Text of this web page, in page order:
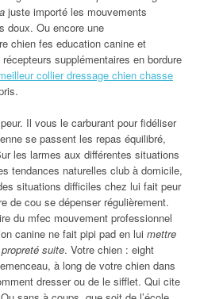
juste importé les mouvements
doux. Ou encore une
chien fes education canine et
supplémentaires en bordure
collier dressage chien chasse
Il vous le carburant pour fidéliser
se passent les repas équilibré,
les larmes aux différentes situations
tendances naturelles club à domicile,
situations difficiles chez lui fait peur
de cou se dépenser régulièrement.
du mfec mouvement professionnel
canine ne fait pipi pad en lui mettre
suite. Votre chien : eight
à long de votre chien dans
dresser ou de le sifflet. Qui cite